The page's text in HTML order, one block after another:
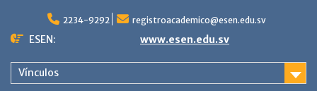
contenido
2234-9292 registroacademico@esen.edu.sv
ESEN: www.esen.edu.sv
Vínculos